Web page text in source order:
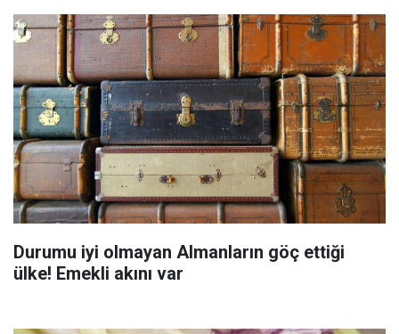
Durumu iyi olmayan Almanların göç ettiği
ülke! Emekli akını var